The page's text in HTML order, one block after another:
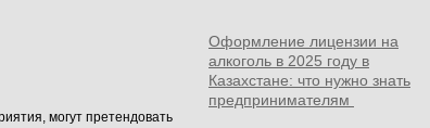
могут претендовать
Оформление лицензии на
алкоголь в 2025 году в
Казахстане: что нужно знать
предпринимателям